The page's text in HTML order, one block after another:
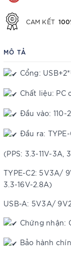
CAM KẾT
MÔ TẢ
Cổng:
Chất liệu: PC
Đầu vào: 110-
Đầu ra:
(PPS: 3.3-11V-3A,
TYPE-C2: 5V3A/
3.3-16V-2.8A)
USB-A: 5V3A/
Chứng nhận:
Bảo hành